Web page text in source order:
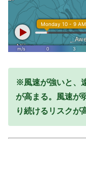
※風速が強いと、
が高まる。風速が
り続けるリスクが